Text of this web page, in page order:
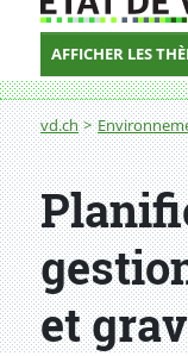
AFFICHER LES
Fil
vd.ch
Planification et
et